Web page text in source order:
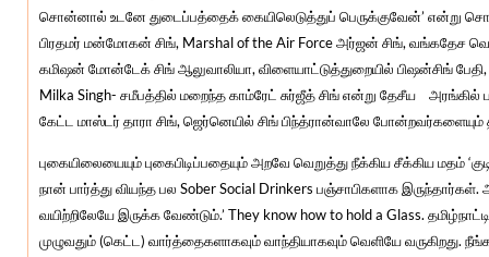
சொன்னால் உடனே துடைப்பத்தைக் கையிலெடுத்துப் பெருக்குவேன்’ என்று
பிரதமர் மன்மோகன் சிங், Marshal of the Air Force அர்ஜன் சிங், வங்கதேச
கமிஷன் மோன்டேக் சிங் ஆலுவாலியா, விளையாட்டுத்துறையில் பிஷன்சிங் பேதி,
Milka Singh- சமீபத்தில் மறைந்த காம்ரேட் சுர்ஜீத் சிங் என்று தேசீய
கேட்ட மாஸ்டர் தாரா சிங், ஜெர்னெயில் சிங் பிந்த்ரான்வாலே போன்றவர்களையும்
புகையிலையையும் புகைபிடிப்பதையும் அறவே வெறுத்து நீக்கிய சீக்கிய
நான் பார்த்து வியந்த பல Sober Social Drinkers பஞ்சாபிகளாக
வயிற்றிலேயே இருக்க வேண்டும்.’ They know how to hold a Glass.
முழுவதும் (கெட்ட) வார்த்தைகளாகவும் வாந்தியாகவும் வெளியே வருகிறது.